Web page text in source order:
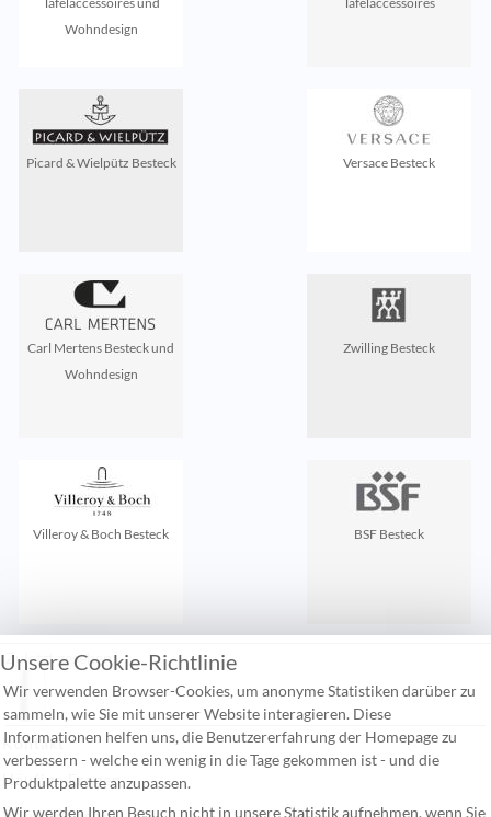
Wohndesign
Picard & Wielpütz Besteck Versace Besteck
Carl Mertens Besteck und
Wohndesign
Zwilling Besteck
Villeroy & Boch Besteck BSF Besteck
Zuletzt gesehen:
Kontakt
Häufige Fragen
Unsere Cookie-Richtlinie
Wir verwenden Browser-Cookies, um anonyme Statistiken darüber zu
sammeln, wie Sie mit unserer Website interagieren. Diese
Informationen helfen uns, die Benutzererfahrung der Homepage zu
verbessern - welche ein wenig in die Tage gekommen ist - und die
Produktpalette anzupassen.
Wir werden Ihren Besuch nicht in unsere Statistik aufnehmen, wenn Sie